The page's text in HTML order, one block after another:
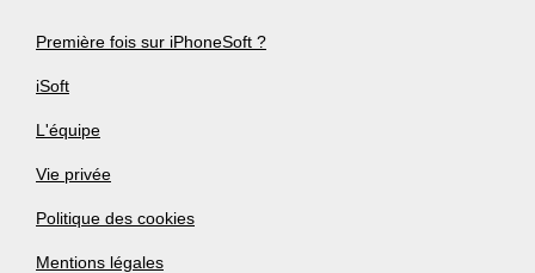
Première fois sur iPhoneSoft ?
iSoft
L'équipe
Vie privée
Politique des cookies
Mentions légales